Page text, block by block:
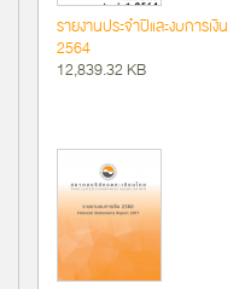
รายงานประจำปีและงบการเงิน
2564
12,839.32 KB